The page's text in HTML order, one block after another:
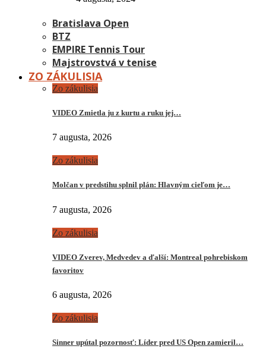
Bratislava Open
BTZ
EMPIRE Tennis Tour
Majstrovstvá v tenise
ZO ZÁKULISIA
Zo zákulisia
VIDEO Zmietla ju z kurtu a ruku jej…
7 augusta, 2026
Zo zákulisia
Molčan v predstihu splnil plán: Hlavným cieľom je…
7 augusta, 2026
Zo zákulisia
VIDEO Zverev, Medvedev a ďalší: Montreal pohrebiskom
favoritov
6 augusta, 2026
Zo zákulisia
Sinner upútal pozornosť: Líder pred US Open zamieril…